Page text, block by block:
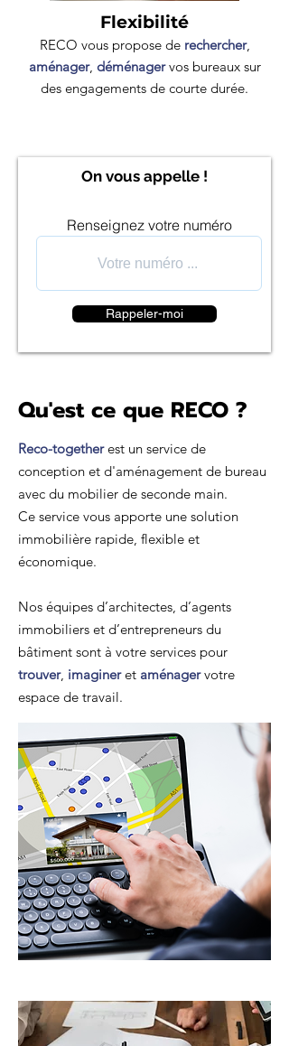
Flexibilité
RECO vous propose de rechercher,
aménager, déménagervos bureaux sur
des engagements de courte durée.
On vous appelle !
Renseignez votre numéro
Rappeler-moi
Qu'est ce que RECO ?
Reco-togetherest un service de
conception et d'aménagement de bureau
avec du mobilier de seconde main.
Ce service vous apporte une solution
immobilière rapide, flexible et
économique.
Nos équipes d’architectes, d’agents
immobiliers et d’entrepreneurs du
bâtiment sont à votre services pour
trouver, imagineret aménagervotre
espace de travail.